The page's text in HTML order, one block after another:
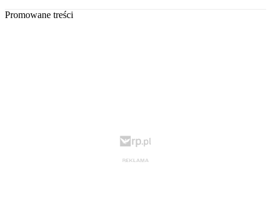
Promowane treści